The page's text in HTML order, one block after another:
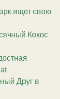
ищет свою
Кокос
Друг в